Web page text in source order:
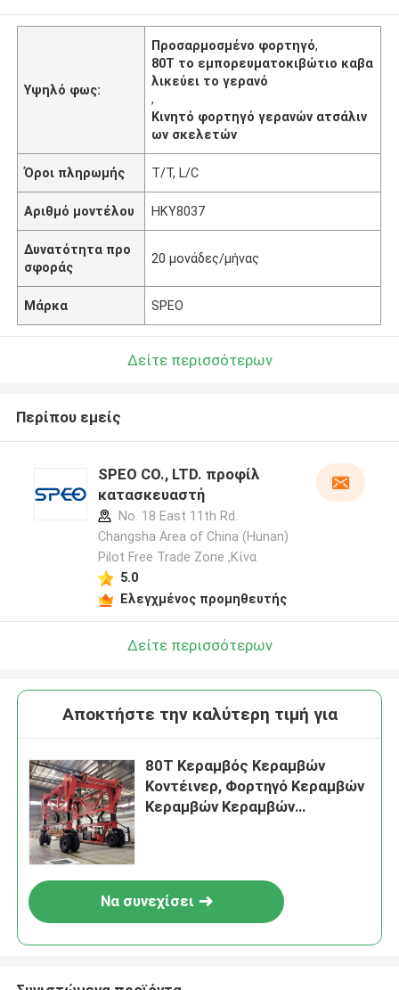
Υψηλό φως:
Προσαρμοσμένο φορτηγό,
80T το εμπορευματοκιβώτιο καβα
λικεύει το γερανό
,
Κινητό φορτηγό γερανών ατσάλιν
ων σκελετών
Όροι πληρωμής T/T, L/C
Αριθμό μοντέλου HKY8037
Δυνατότητα προ
σφοράς
20 μονάδες/μήνας
Μάρκα SPEO
Δείτε περισσότερων
Περίπου εμείς
SPEO CO., LTD. προφίλ
κατασκευαστή
No. 18 East 11th Rd.
Changsha Area of China (Hunan)
Pilot Free Trade Zone ,Κίνα
5.0
Ελεγχμένος προμηθευτής
Δείτε περισσότερων
Αποκτήστε την καλύτερη τιμή για
80T Κεραμβός Κεραμβών
Κοντέινερ, Φορτηγό Κεραμβών
Κεραμβών Κεραμβών
Να συνεχίσει